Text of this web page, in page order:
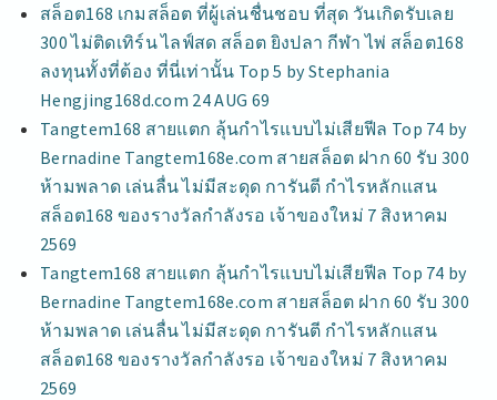
สล็อต168 เกมสล็อต ที่ผู้เล่นชื่นชอบ ที่สุด วันเกิดรับเลย
300 ไม่ติดเทิร์น ไลฟ์สด สล็อต ยิงปลา กีฬา ไพ่ สล็อต168
ลงทุนทั้งที่ต้อง ที่นี่เท่านั้น Top 5 by Stephania
Hengjing168d.com 24 AUG 69
Tangtem168 สายแตก ลุ้นกำไรแบบไม่เสียฟีล Top 74 by
Bernadine Tangtem168e.com สายสล็อต ฝาก 60 รับ 300
ห้ามพลาด เล่นลื่น ไม่มีสะดุด การันตี กำไรหลักแสน
สล็อต168 ของรางวัลกำลังรอ เจ้าของใหม่ 7 สิงหาคม
2569
Tangtem168 สายแตก ลุ้นกำไรแบบไม่เสียฟีล Top 74 by
Bernadine Tangtem168e.com สายสล็อต ฝาก 60 รับ 300
ห้ามพลาด เล่นลื่น ไม่มีสะดุด การันตี กำไรหลักแสน
สล็อต168 ของรางวัลกำลังรอ เจ้าของใหม่ 7 สิงหาคม
2569